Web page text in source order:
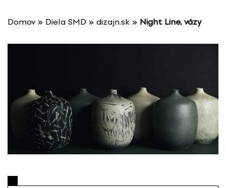
Domov » Diela SMD » dizajn.sk » Night Line, vázy